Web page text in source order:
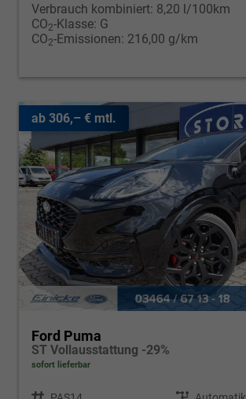
Verbrauch kombiniert: 8,20 l/100km
CO2-Klasse: G
CO2-Emissionen: 216,00 g/km
ab 306,– € mtl.
Ford Puma
ST Vollausstattung -29%
sofort lieferbar